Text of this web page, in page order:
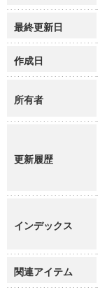
最終更新日
作成日
所有者
更新履歴
インデックス
関連アイテム